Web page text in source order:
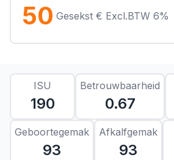
50 Gesekst € Excl.BTW 6%
ISU
190
Betrouwbaarheid
0.67
Geboortegemak
93
Afkalfgemak
93